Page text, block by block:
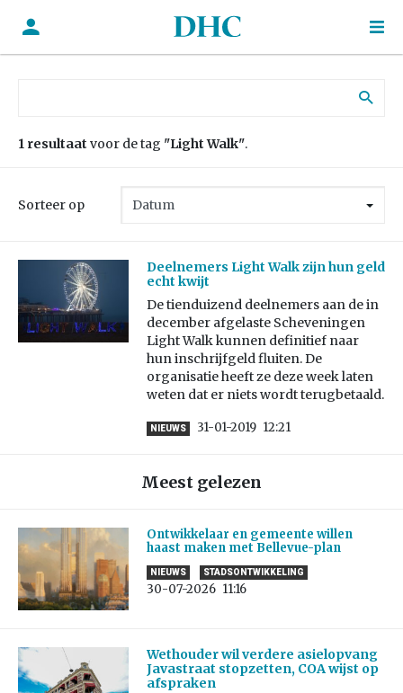
1 resultaat voor de tag "Light Walk".
Sorteer op
Deelnemers Light Walk zijn hun geld
echt kwijt
De tienduizend deelnemers aan de in
december afgelaste Scheveningen
Light Walk kunnen definitief naar
hun inschrijfgeld fluiten. De
organisatie heeft ze deze week laten
weten dat er niets wordt terugbetaald.
NIEUWS 31-01-2019 12:21
Meest gelezen
Ontwikkelaar en gemeente willen
haast maken met Bellevue-plan
NIEUWS STADSONTWIKKELING
30-07-2026 11:16
Wethouder wil verdere asielopvang
Javastraat stopzetten, COA wijst op
afspraken